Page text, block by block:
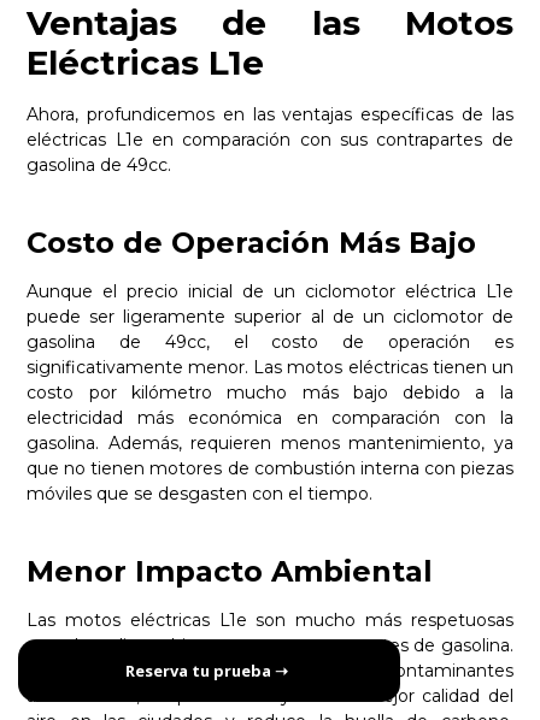
Ventajas de las Motos
Eléctricas L1e
Ahora, profundicemos en las ventajas específicas de las
eléctricas L1e en comparación con sus contrapartes de
gasolina de 49cc.
Costo de Operación Más Bajo
Aunque el precio inicial de un ciclomotor eléctrica L1e
puede ser ligeramente superior al de un ciclomotor de
gasolina de 49cc, el costo de operación es
significativamente menor. Las motos eléctricas tienen un
costo por kilómetro mucho más bajo debido a la
electricidad más económica en comparación con la
gasolina. Además, requieren menos mantenimiento, ya
que no tienen motores de combustión interna con piezas
móviles que se desgasten con el tiempo.
Menor Impacto Ambiental
Las motos eléctricas L1e son mucho más respetuosas
con el medio ambiente que sus contrapartes de gasolina.
No emiten gases de escape ni contaminantes
atmosféricos, lo que contribuye a una mejor calidad del
Reserva tu prueba ➝